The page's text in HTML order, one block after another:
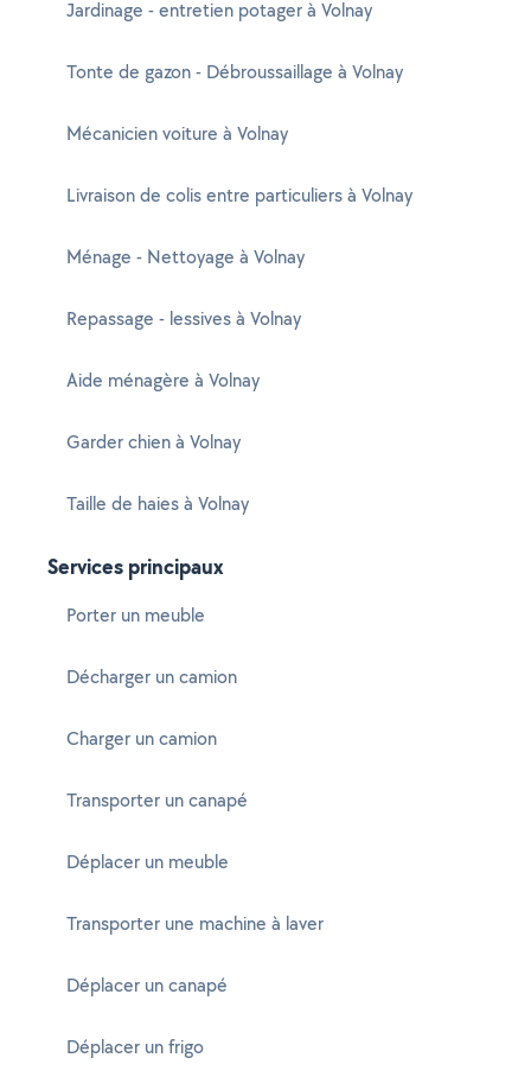
Jardinage - entretien potager à Volnay
Tonte de gazon - Débroussaillage à Volnay
Mécanicien voiture à Volnay
Livraison de colis entre particuliers à Volnay
Ménage - Nettoyage à Volnay
Repassage - lessives à Volnay
Aide ménagère à Volnay
Garder chien à Volnay
Taille de haies à Volnay
Services principaux
Porter un meuble
Décharger un camion
Charger un camion
Transporter un canapé
Déplacer un meuble
Transporter une machine à laver
Déplacer un canapé
Déplacer un frigo